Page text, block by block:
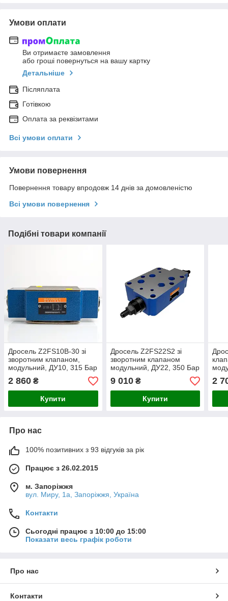
Умови оплати
Ви отримаєте замовлення
або гроші повернуться на вашу картку
Детальніше
Післяплата
Готівкою
Оплата за реквізитами
Всі умови оплати
Умови повернення
Повернення товару впродовж 14 днів за домовленістю
Всі умови повернення
Подібні товари компанії
Дросель Z2FS10B-30 зі
зворотним клапаном,
модульний, ДУ10, 315 Бар
(регулювання в каналі В)
2 860 ₴
Купити
Дросель Z2FS22S2 зі
зворотним клапаном
модульний, ДУ22, 350 Бар
(дроселювання на виході)
9 010₴
Купити
В)
2
Про нас
100% позитивних з 93 відгуків за рік
Працює з 26.02.2015
м. Запоріжжя
вул. Миру, 1а, Запоріжжя, Україна
Контакти
Сьогодні працює з 10:00 до 15:00
Показати весь графік роботи
Про нас
Контакти